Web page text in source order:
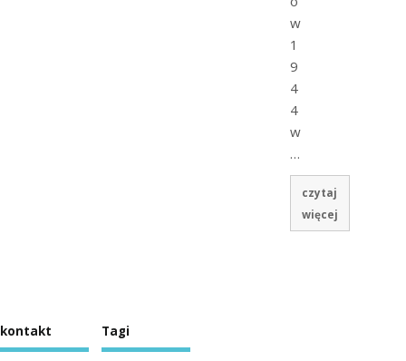
w
1
9
4
4
w
…
czytaj
więcej
kontakt Tagi